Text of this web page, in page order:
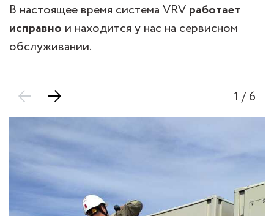
В настоящее время система VRV работает
исправно и находится у нас на сервисном
обслуживании.
1 / 6